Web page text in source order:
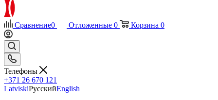
Сравнение0 Отложенные 0 Корзина 0
Телефоны
+371 26 670 121
LatviskiРусскийEnglish